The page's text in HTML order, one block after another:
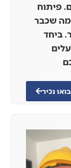
פיתוח
מה שכבר
ביחד
בואו נכיר